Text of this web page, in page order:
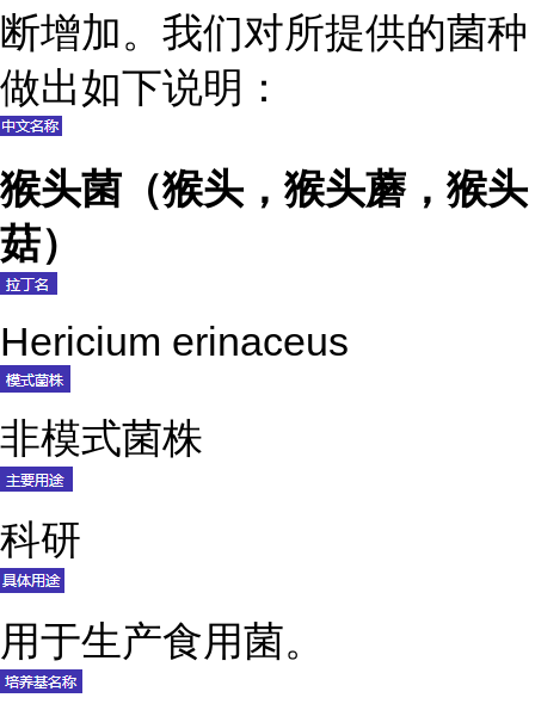
断增加。我们对所提供的菌种
做出如下说明：
猴头菌（猴头，猴头蘑，猴头
菇）
Hericium erinaceus
非模式菌株
科研
用于生产食用菌。